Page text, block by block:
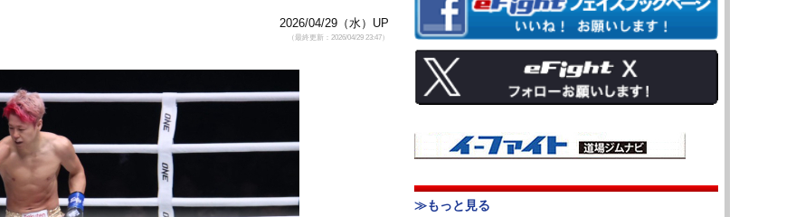
2026/04/29（水）UP
（最終更新：2026/04/29 23:47）
≫もっと見る